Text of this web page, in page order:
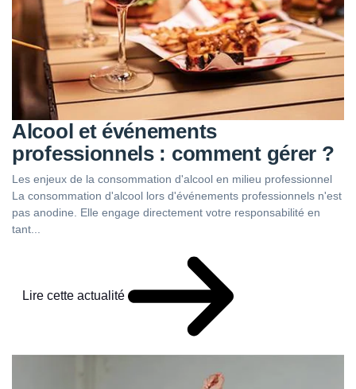
Alcool et événements
professionnels : comment gérer ?
Les enjeux de la consommation d'alcool en milieu professionnel
La consommation d'alcool lors d'événements professionnels n'est
pas anodine. Elle engage directement votre responsabilité en
tant...
Lire cette actualité